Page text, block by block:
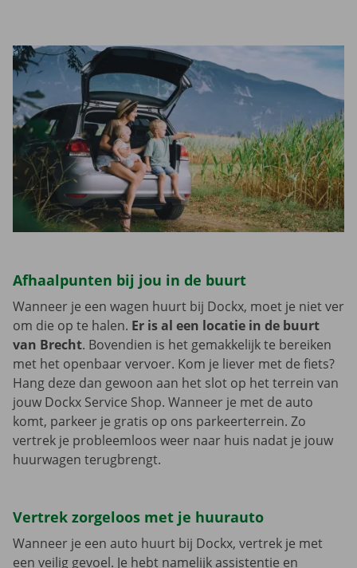
Afhaalpunten bij jou in de buurt
Wanneer je een wagen huurt bij Dockx, moet je niet ver
om die op te halen. Er is al een locatie in de buurt
van Brecht. Bovendien is het gemakkelijk te bereiken
met het openbaar vervoer. Kom je liever met de fiets?
Hang deze dan gewoon aan het slot op het terrein van
jouw Dockx Service Shop. Wanneer je met de auto
komt, parkeer je gratis op ons parkeerterrein. Zo
vertrek je probleemloos weer naar huis nadat je jouw
huurwagen terugbrengt.
Vertrek zorgeloos met je huurauto
Wanneer je een auto huurt bij Dockx, vertrek je met
een veilig gevoel. Je hebt namelijk assistentie en